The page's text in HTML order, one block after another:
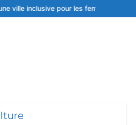
inclusive pour les femmes ?